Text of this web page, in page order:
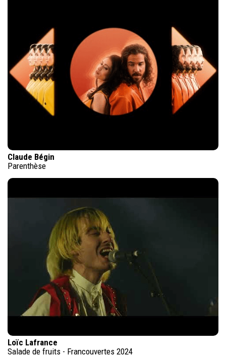
Claude Bégin
Parenthèse
Loïc Lafrance
Salade de fruits - Francouvertes 2024